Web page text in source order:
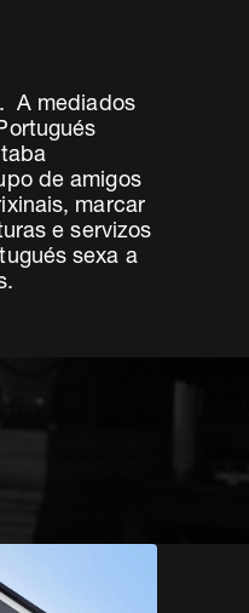
A mediados
de amigos
marcar
e servizos
sexa a